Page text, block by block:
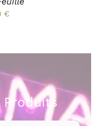
€
Produits